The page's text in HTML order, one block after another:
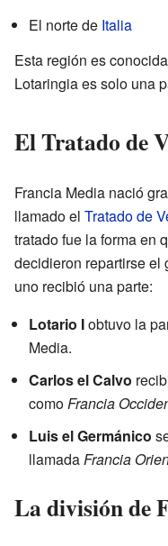
El norte de Italia
Esta región es
Lotaringia es solo una
El Tratado de
Francia Media nació
llamado el Tratado de
tratado fue la forma en
decidieron repartirse el
uno recibió una parte:
Lotario Iobtuvo la
Media.
Carlos el Calvo
comoFrancia
Luis el Germánico
llamadaFrancia
La división de